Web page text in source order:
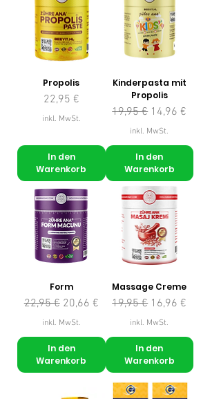
Propolis
Preis
22,95 €
inkl. MwSt.
In den
Warenkorb
Kinderpasta mit
Propolis
Standardpreis
19,95 € Sale-Preis
14,96 €
inkl. MwSt.
In den
Warenkorb
Form
Standardpreis
22,95 € Sale-Preis
20,66 €
inkl. MwSt.
In den
Warenkorb
Massage Creme
Standardpreis
19,95 € Sale-Preis
16,96 €
inkl. MwSt.
In den
Warenkorb